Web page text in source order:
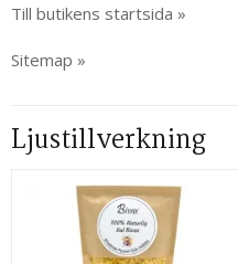
Till butikens startsida »
Sitemap »
Ljustillverkning